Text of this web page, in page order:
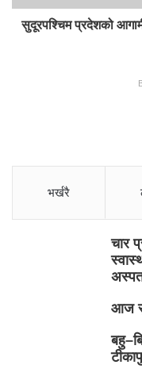
सुदूरपश्चिम प्रदेशको
भर्खरै
चार
आज